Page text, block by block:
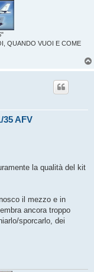
QUANDO VUOI E COME
35 AFV
la qualità del kit
il mezzo e in
ancora troppo
sporcarlo, dei